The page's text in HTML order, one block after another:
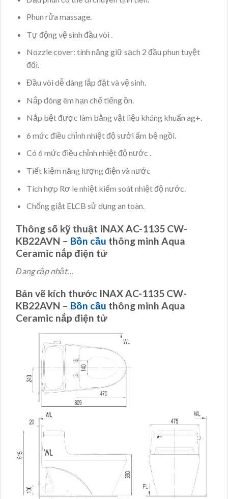
Phun rửa massage.
Tự động vệ sinh đầu vòi .
Nozzle cover: tính năng giữ sạch 2 đầu phun tuyệt
đối.
Đầu vòi dễ dàng lắp đặt và vệ sinh.
Nắp đóng êm hạn chế tiếng ồn.
Nắp bệt được làm bằng vật liệu kháng khuẩn ag+.
6 mức điều chỉnh nhiệt độ sưởi ấm bệ ngồi.
Có 6 mức điều chỉnh nhiệt độ nước .
Tiết kiệm năng lượng điện và nước
Tích hợp Rơ le nhiệt kiểm soát nhiệt độ nước.
Chống giật ELCB sử dụng an toàn.
Thông số kỹ thuật INAX AC-1135 CW-
KB22AVN – Bồn cầu thông minh Aqua
Ceramic nắp điện tử
Đang cập nhật…
Bản vẽ kích thước INAX AC-1135 CW-
KB22AVN – Bồn cầu thông minh Aqua
Ceramic nắp điện tử